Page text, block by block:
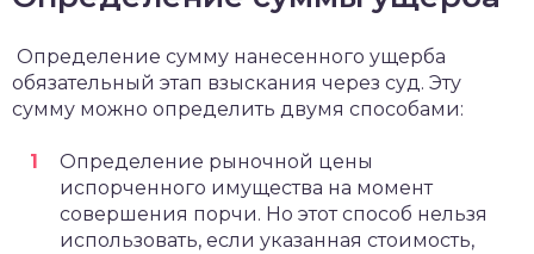
Определение сумму нанесенного ущерба
обязательный этап взыскания через суд. Эту
сумму можно определить двумя способами:
Определение рыночной цены
испорченного имущества на момент
совершения порчи. Но этот способ нельзя
использовать, если указанная стоимость,